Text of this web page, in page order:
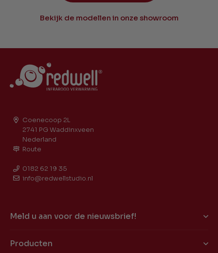
Bekijk de modellen in onze showroom
Coenecoop 2L
2741 PG Waddinxveen
Nederland
Route
0182 62 19 35
info@redwellstudio.nl
Meld u aan voor de nieuwsbrief!
Producten